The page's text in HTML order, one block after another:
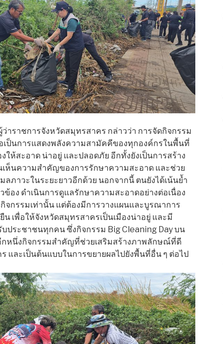
ว่าราชการจังหวัดสมุทรสาคร กล่าวว่า การจัดกิจกรรม
เป็นการแสดงพลังความสามัคคีของทุกองค์กรในพื้นที่
ให้สะอาด น่าอยู่ และปลอดภัย อีกทั้งยังเป็นการสร้าง
ห็นความสำคัญของการรักษาความสะอาด และช่วย
ภาวะในระยะยาวอีกด้วย นอกจากนี้ ตนยังได้เน้นย้ำ
ข้อง ดำเนินการดูแลรักษาความสะอาดอย่างต่อเนื่อง
กิจกรรมเท่านั้น แต่ต้องมีการวางแผนและบูรณาการ
น เพื่อให้จังหวัดสมุทรสาครเป็นเมืองน่าอยู่ และมี
ระชาชนทุกคน ซึ่งกิจกรรม Big Cleaning Day บน
กหนึ่งกิจกรรมสำคัญที่ช่วยเสริมสร้างภาพลักษณ์ที่ดี
และเป็นต้นแบบในการขยายผลไปยังพื้นที่อื่น ๆ ต่อไป